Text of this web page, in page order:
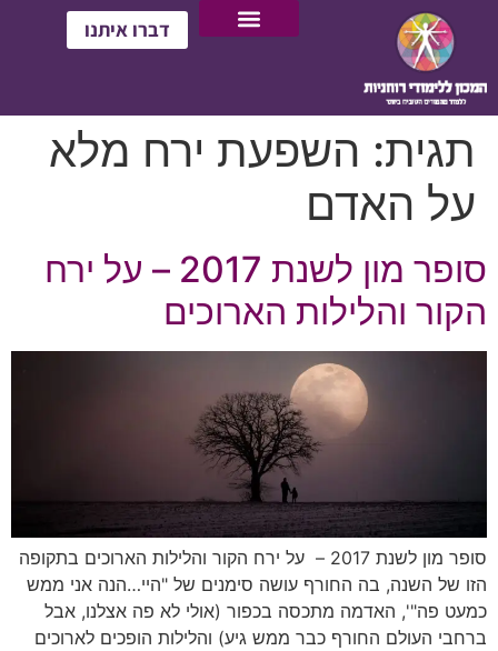
דברו איתנו
תגית: השפעת ירח מלא
על האדם
סופר מון לשנת 2017 – על ירח
הקור והלילות הארוכים
סופר מון לשנת 2017 – על ירח הקור והלילות הארוכים בתקופה
הזו של השנה, בה החורף עושה סימנים של "היי…הנה אני ממש
כמעט פה"', האדמה מתכסה בכפור (אולי לא פה אצלנו, אבל
ברחבי העולם החורף כבר ממש גיע) והלילות הופכים לארוכים